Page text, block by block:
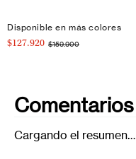
Disponible en más colores
$127.920 $159.900
Comentarios
Cargando el resumen…